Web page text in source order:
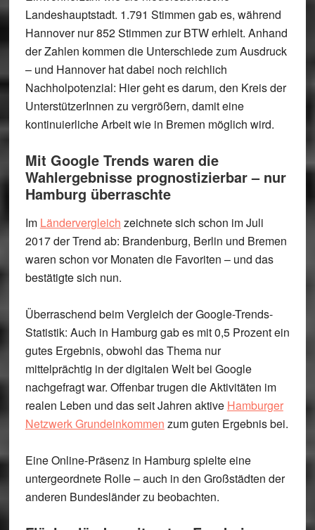
Landeshauptstadt. 1.791 Stimmen gab es, während
Hannover nur 852 Stimmen zur BTW erhielt. Anhand
der Zahlen kommen die Unterschiede zum Ausdruck
– und Hannover hat dabei noch reichlich
Nachholpotenzial: Hier geht es darum, den Kreis der
UnterstützerInnen zu vergrößern, damit eine
kontinuierliche Arbeit wie in Bremen möglich wird.
Mit Google Trends waren die
Wahlergebnisse prognostizierbar – nur
Hamburg überraschte
Im Ländervergleich zeichnete sich schon im Juli
2017 der Trend ab: Brandenburg, Berlin und Bremen
waren schon vor Monaten die Favoriten – und das
bestätigte sich nun.
Überraschend beim Vergleich der Google-Trends-
Statistik: Auch in Hamburg gab es mit 0,5 Prozent ein
gutes Ergebnis, obwohl das Thema nur
mittelprächtig in der digitalen Welt bei Google
nachgefragt war. Offenbar trugen die Aktivitäten im
realen Leben und das seit Jahren aktive Hamburger
Netzwerk Grundeinkommen zum guten Ergebnis bei.
Eine Online-Präsenz in Hamburg spielte eine
untergeordnete Rolle – auch in den Großstädten der
anderen Bundesländer zu beobachten.